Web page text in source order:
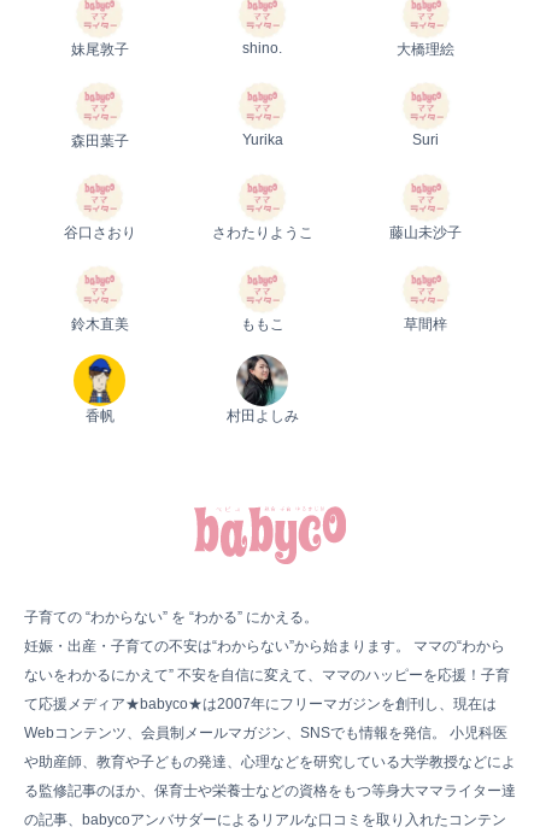
妹尾敦子 shino. 大橋理絵
森田葉子 Yurika Suri
谷口さおり さわたりようこ 藤山未沙子
鈴木直美 ももこ 草間梓
香帆 村田よしみ
子育ての “わからない” を “わかる” にかえる。
妊娠・出産・子育ての不安は“わからない”から始まります。 ママの“わから
ないをわかるにかえて” 不安を自信に変えて、ママのハッピーを応援！子育
て応援メディア★babyco★は2007年にフリーマガジンを創刊し、現在は
Webコンテンツ、会員制メールマガジン、SNSでも情報を発信。 小児科医
や助産師、教育や子どもの発達、心理などを研究している大学教授などによ
る監修記事のほか、保育士や栄養士などの資格をもつ等身大ママライター達
の記事、babycoアンバサダーによるリアルな口コミを取り入れたコンテン